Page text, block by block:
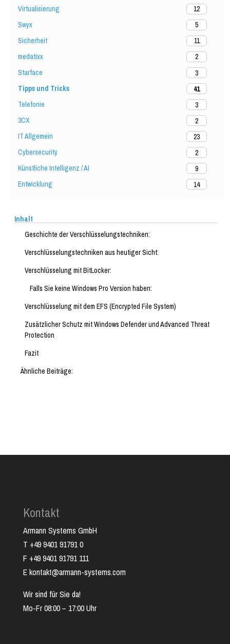
Virtualisierung
12
Swyx
5
Sicherheit
11
medatixx
2
Starface
3
Tipps und Tricks
41
Telefonie
3
3CX
2
IT Allgemein
23
Cybersecurity
2
Künstliche Intelligenz / AI
9
Entwicklung
14
Inhalt
Geschichte der Verschlüsselungstechniken:
Verschlüsselungstechniken aus heutiger Sicht:
Verschlüsselung mit BitLocker:
Falls Sie keine Windows Pro Version haben:
Verschlüsselung mit dem EFS (Encrypted File System)
Zusätzlicher Schutz mit Windows Defender und Advanced Threat
Protection
Fazit
Ähnliche Beiträge:
Kontakt
Armann Systems GmbH
T +49 9401 91791 0
F +49 9401 91791 111
E kontakt@armann-systems.com
Wir sind für Sie da!
Mo-Fr 08:00 – 17:00 Uhr